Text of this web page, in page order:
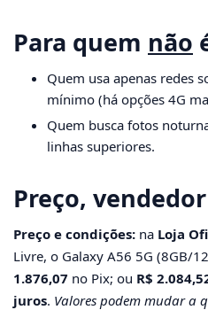
Para quem não
Quem usa apenas redes
mínimo (há opções 4G
Quem busca fotos
linhas superiores.
Preço,
Preço e condições: na Loja
Livre, o Galaxy A56 5G (8GB/
1.876,07 no Pix; ou R$
juros. Valores podem mudar a